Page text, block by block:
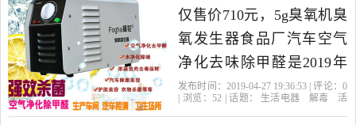
仅售价710元，5g臭氧机臭
氧发生器食品厂汽车空气
净化去味除甲醛是2019年
易购精品88精选生活电器
发布时间：2019-04-27 19:36:53 | 评论： 0
| 浏览：52 | 话题： 生活电器 解毒
活